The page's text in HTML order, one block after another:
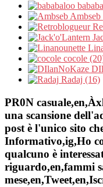
Ambseb
cocole
Radaj (16)
PR0N
una scansione
post è l'unico sito
Informativo,ig,Ho
qualcuno è
riguardo,en,fammi